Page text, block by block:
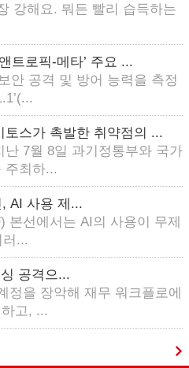
강해요. 뭐든 빨리 습득하는
트로픽-메타’ 주요 ...
안 공격 및 방어 능력을 측정
스가 촉발한 취약점의 ...
7월 8일 과기정통부와 국가
주최하...
AI 사용 제...
본선에서는 AI의 사용이 무제
...
공격으...
정을 장악해 재무 워크플로에
고, ...